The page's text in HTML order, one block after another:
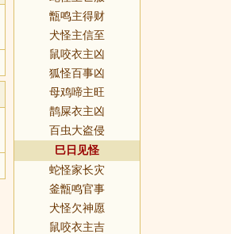
甑鸣主得财
犬怪主信至
鼠咬衣主凶
狐怪百事凶
母鸡啼主旺
鹊屎衣主凶
百虫大盗侵
巳日见怪
蛇怪家长灾
釜甑鸣官事
犬怪欠神愿
鼠咬衣主吉